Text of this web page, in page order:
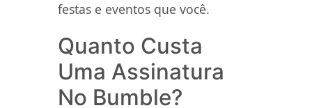
festas e eventos que você.
Quanto Custa
Uma Assinatura
No Bumble?